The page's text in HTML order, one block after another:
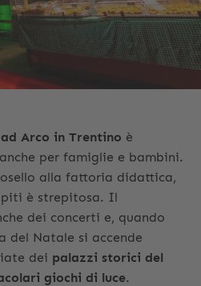
Arco in Trentino è
per famiglie e bambini.
alla fattoria didattica,
è strepitosa. Il
dei concerti e, quando
del Natale si accende
dei palazzi storici del
giochi di luce.